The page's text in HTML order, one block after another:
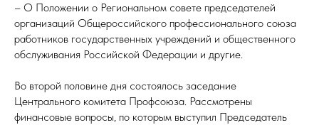
– О Положении о Региональном совете председателей
организаций Общероссийского профессионального союза
работников государственных учреждений и общественного
обслуживания Российской Федерации и другие.
Во второй половине дня состоялось заседание
Центрального комитета Профсоюза. Рассмотрены
финансовые вопросы, по которым выступил Председатель